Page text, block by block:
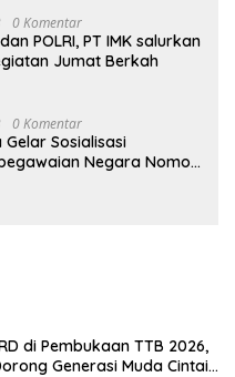
0 Komentar
POLRI, PT IMK salurkan
Jumat Berkah
0 Komentar
Gelar Sosialisasi
Negara Nomor
di Pembukaan TTB 2026,
Generasi Muda Cintai